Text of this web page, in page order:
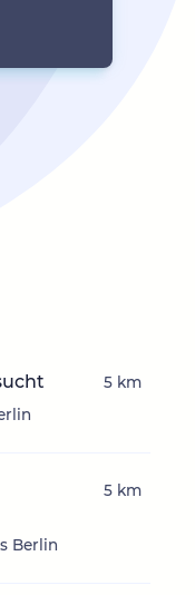
5 km
Berlin
5 km